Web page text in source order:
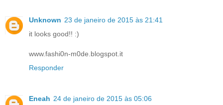
Unknown 23 de janeiro de 2015 às 21:41
it looks good!! :)
www.fashi0n-m0de.blogspot.it
Responder
Eneah 24 de janeiro de 2015 às 05:06